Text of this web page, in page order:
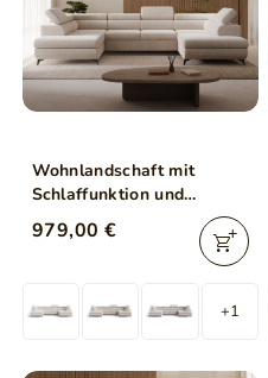
Wohnlandschaft mit
Schlaffunktion und
Bettkasten Argon Beige
979,00 €
+1